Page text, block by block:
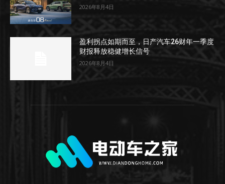
2026年8月4日
盈利拐点如期而至，日产汽车26财年一季度
财报释放稳健增长信号
2026年8月4日